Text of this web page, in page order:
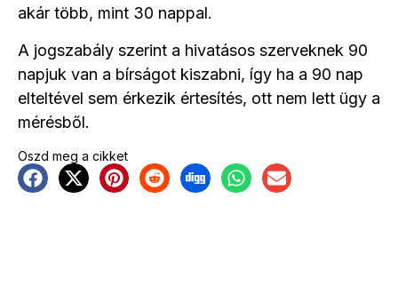
akár több, mint 30 nappal.
A jogszabály szerint a hivatásos szerveknek 90
napjuk van a bírságot kiszabni, így ha a 90 nap
elteltével sem érkezik értesítés, ott nem lett ügy a
mérésből.
Oszd meg a cikket